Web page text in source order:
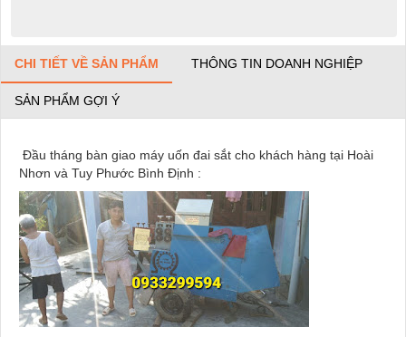
CHI TIẾT VỀ SẢN PHẨM THÔNG TIN DOANH NGHIỆP
SẢN PHẨM GỢI Ý
Đầu tháng bàn giao máy uốn đai sắt cho khách hàng tại Hoài
Nhơn và Tuy Phước Bình Định :